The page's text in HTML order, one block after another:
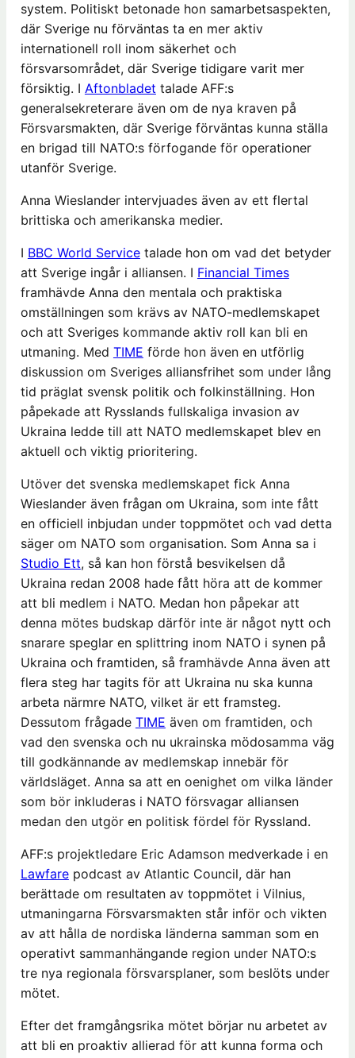
system. Politiskt betonade hon samarbetsaspekten,
där Sverige nu förväntas ta en mer aktiv
internationell roll inom säkerhet och
försvarsområdet, där Sverige tidigare varit mer
försiktig. I Aftonbladet talade AFF:s
generalsekreterare även om de nya kraven på
Försvarsmakten, där Sverige förväntas kunna ställa
en brigad till NATO:s förfogande för operationer
utanför Sverige.
Anna Wieslander intervjuades även av ett flertal
brittiska och amerikanska medier.
I BBC World Servicetalade hon om vad det betyder
att Sverige ingår i alliansen. I Financial Times
framhävde Anna den mentala och praktiska
omställningen som krävs av NATO-medlemskapet
och att Sveriges kommande aktiv roll kan bli en
utmaning. Med TIME förde hon även en utförlig
diskussion om Sveriges alliansfrihet som under lång
tid präglat svensk politik och folkinställning. Hon
påpekade att Rysslands fullskaliga invasion av
Ukraina ledde till att NATO medlemskapet blev en
aktuell och viktig prioritering.
Utöver det svenska medlemskapet fick Anna
Wieslander även frågan om Ukraina, som inte fått
en officiell inbjudan under toppmötet och vad detta
säger om NATO som organisation. Som Anna sa i
Studio Ett, så kan hon förstå besvikelsen då
Ukraina redan 2008 hade fått höra att de kommer
att bli medlem i NATO. Medan hon påpekar att
denna mötes budskap därför inte är något nytt och
snarare speglar en splittring inom NATO i synen på
Ukraina och framtiden, så framhävde Anna även att
flera steg har tagits för att Ukraina nu ska kunna
arbeta närmre NATO, vilket är ett framsteg.
Dessutom frågade TIME även om framtiden, och
vad den svenska och nu ukrainska mödosamma väg
till godkännande av medlemskap innebär för
världsläget. Anna sa att en oenighet om vilka länder
som bör inkluderas i NATO försvagar alliansen
medan den utgör en politisk fördel för Ryssland.
AFF:s projektledare Eric Adamson medverkade i en
Lawfarepodcast av Atlantic Council, där han
berättade om resultaten av toppmötet i Vilnius,
utmaningarna Försvarsmakten står inför och vikten
av att hålla de nordiska länderna samman som en
operativt sammanhängande region under NATO:s
tre nya regionala försvarsplaner, som beslöts under
mötet.
Efter det framgångsrika mötet börjar nu arbetet av
att bli en proaktiv allierad för att kunna forma och